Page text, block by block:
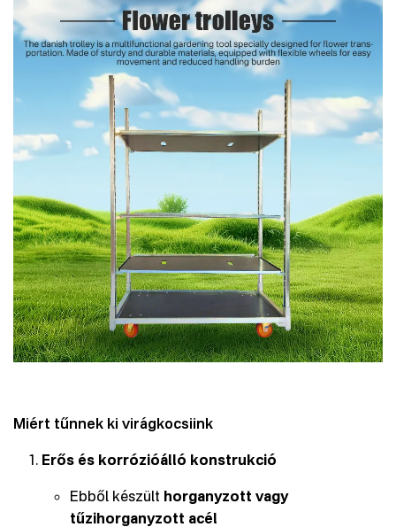
Miért tűnnek ki virágkocsiink
Erős és korrózióálló konstrukció
Ebből készült horganyzott vagy
tűzihorganyzott acél